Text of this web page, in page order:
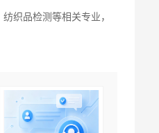
织品检测等相关专业，